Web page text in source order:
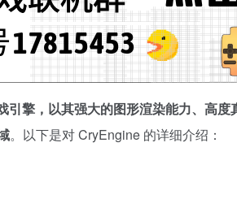
擎，以其强大的图形渲染能力、高
。以下是对 CryEngine 的详细介绍：